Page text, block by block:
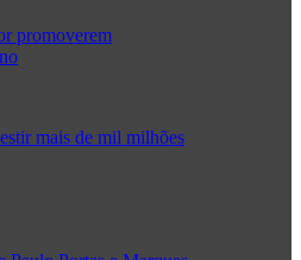
promoverem
mais de mil milhões